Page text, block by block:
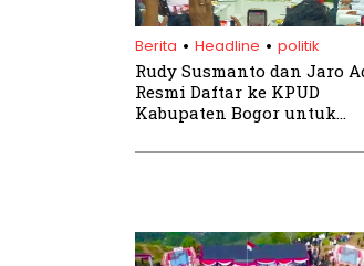
Berita . Headline . politik
Rudy Susmanto dan Jaro
Resmi Daftar ke KPUD
Kabupaten Bogor untuk